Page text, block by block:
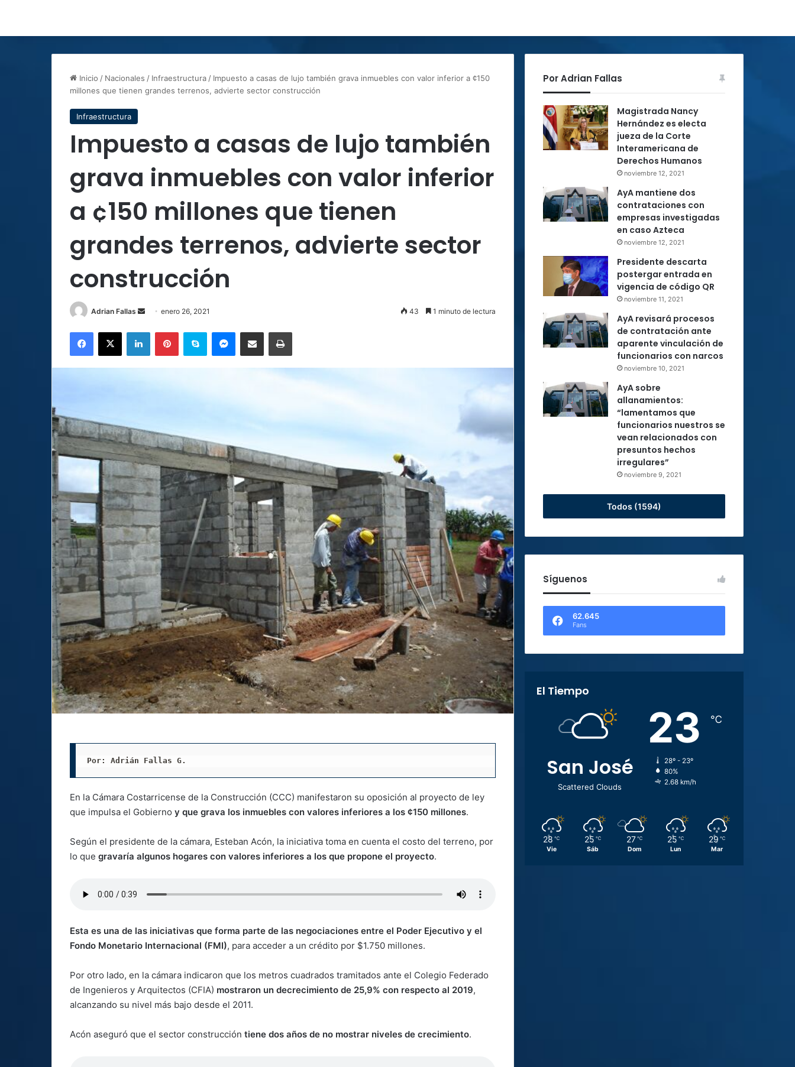
Inicio / Nacionales / Infraestructura / Impuesto a casas de lujo también grava inmuebles con valor inferior a ¢150
millones que tienen grandes terrenos, advierte sector construcción
Infraestructura
Impuesto a casas de lujo también
grava inmuebles con valor inferior
a ¢150 millones que tienen
grandes terrenos, advierte sector
construcción
Adrian Fallas
Sendenero 26, 2021 43 1 minuto de lectura
Facebook
X LinkedInPinterestSkype MessengerCompartir por correo electrónicoImprimir
Por: Adrián Fallas G.
En la Cámara Costarricense de la Construcción (CCC) manifestaron su oposición al proyecto de ley
que impulsa el Gobierno y que grava los inmuebles con valores inferiores a los ¢150 millones.
Según el presidente de la cámara, Esteban Acón, la iniciativa toma en cuenta el costo del terreno, por
lo que gravaría algunos hogares con valores inferiores a los que propone el proyecto.
Esta es una de las iniciativas que forma parte de las negociaciones entre el Poder Ejecutivo y el
Fondo Monetario Internacional (FMI), para acceder a un crédito por $1.750 millones.
Por otro lado, en la cámara indicaron que los metros cuadrados tramitados ante el Colegio Federado
de Ingenieros y Arquitectos (CFIA) mostraron un decrecimiento de 25,9% con respecto al 2019,
alcanzando su nivel más bajo desde el 2011.
Acón aseguró que el sector construcción tiene dos años de no mostrar niveles de crecimiento.
Por Adrian Fallas
Magistrada Nancy
Hernández es electa
jueza de la Corte
Interamericana de
Derechos Humanos
noviembre 12, 2021
AyA mantiene dos
contrataciones con
empresas investigadas
en caso Azteca
noviembre 12, 2021
Presidente descarta
postergar entrada en
vigencia de código QR
noviembre 11, 2021
AyA revisará procesos
de contratación ante
aparente vinculación de
funcionarios con narcos
noviembre 10, 2021
AyA sobre
allanamientos:
“lamentamos que
funcionarios nuestros se
vean relacionados con
presuntos hechos
irregulares”
noviembre 9, 2021
Todos (1594)
Síguenos
62.645
Fans
El Tiempo
San José
Scattered Clouds
23 ℃
28º - 23º
80%
2.68 km/h
28 ℃
Vie
25 ℃
Sáb
27 ℃
Dom
25 ℃
Lun
29 ℃
Mar